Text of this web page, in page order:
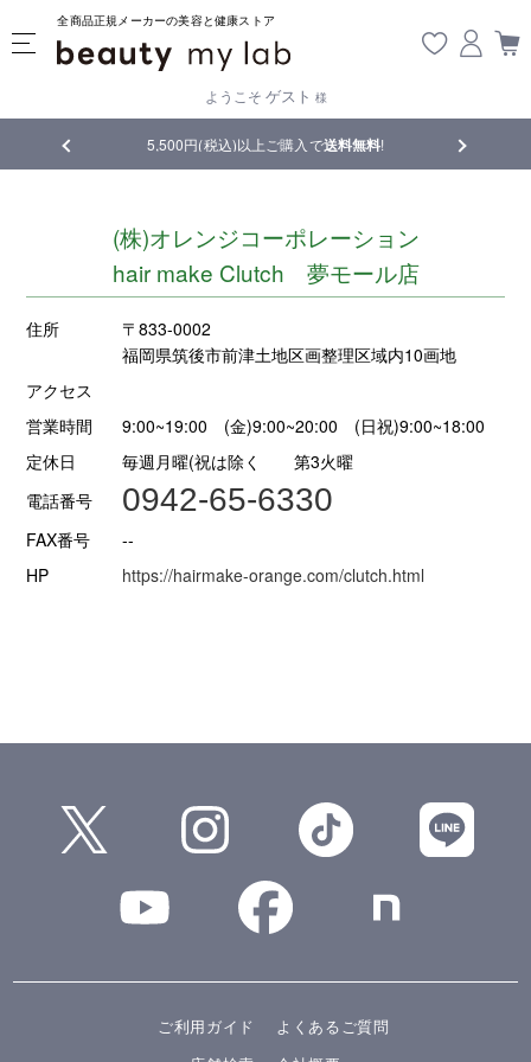
全商品正規メーカーの美容と健康ストア
ようこそ ゲスト 様
5,500円(税込)以上ご購入で送料無料! 【重要】
(株)オレンジコーポレーション
hair make Clutch 夢モール店
住所
〒833-0002
福岡県筑後市前津土地区画整理区域内10画地
アクセス
営業時間
9:00~19:00 (金)9:00~20:00 (日祝)9:00~18:00
定休日
毎週月曜(祝は除く 第3火曜
電話番号
0942-65-6330
FAX番号
--
HP
https://hairmake-orange.com/clutch.html
ご利用ガイド
よくあるご質問